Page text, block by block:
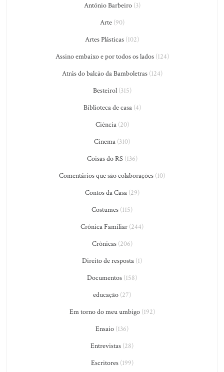
António Barbeiro(3)
Arte(90)
Artes Plásticas (102)
Assino embaixo e por todos os lados(124)
Atrás do balcão da Bamboletras(124)
Besteirol(315)
Biblioteca de casa(4)
Ciência(20)
Cinema (310)
Coisas do RS(136)
Comentários que são colaborações (10)
Contos da Casa(29)
Costumes (115)
Crônica Familiar (244)
Crônicas(206)
Direito de resposta (1)
Documentos (158)
educação (27)
Em torno do meu umbigo(192)
Ensaio (136)
Entrevistas (28)
Escritores(199)